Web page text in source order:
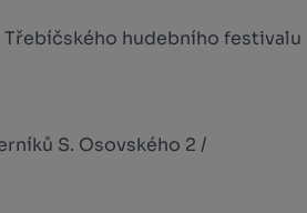
hudebního festivalu
S. Osovského 2 /